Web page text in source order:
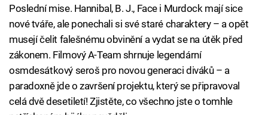
Poslední mise. Hannibal, B. J., Face i Murdock mají sice
nové tváře, ale ponechali si své staré charaktery – a opět
musejí čelit falešnému obvinění a vydat se na útěk před
zákonem. Filmový A-Team shrnuje legendární
osmdesátkový seroš pro novou generaci diváků – a
paradoxně jde o završení projektu, který se připravoval
celá dvě desetiletí! Zjistěte, co všechno jste o tomhle